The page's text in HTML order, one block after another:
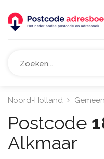
Noord-Holland
Postcode
Alkmaar